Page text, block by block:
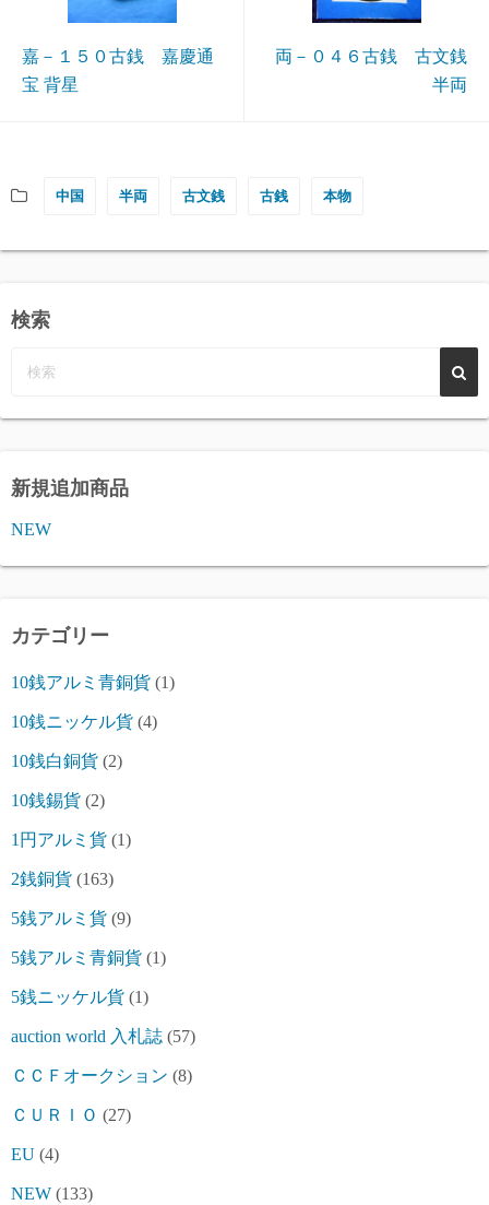
嘉－１５０古銭 嘉慶通
宝 背星
両－０４６古銭 古文銭
半両
中国 半両 古文銭 古銭 本物
検索
新規追加商品
NEW
カテゴリー
10銭アルミ青銅貨 (1)
10銭ニッケル貨 (4)
10銭白銅貨 (2)
10銭錫貨 (2)
1円アルミ貨 (1)
2銭銅貨 (163)
5銭アルミ貨 (9)
5銭アルミ青銅貨 (1)
5銭ニッケル貨 (1)
auction world 入札誌 (57)
ＣＣＦオークション (8)
ＣＵＲＩＯ (27)
EU (4)
NEW (133)